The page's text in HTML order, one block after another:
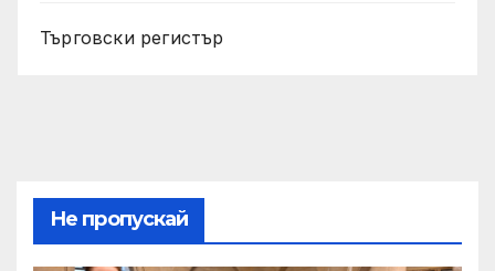
Търговски регистър
Не пропускай